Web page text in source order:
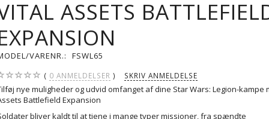
ASSETS
VARENR.: FSWL65
0 ANMELDELSER SKRIV ANMELDELSE
nye muligheder og udvid omfanget af dine Star Wars: Legion-kampe
Battlefield Expansion
bliver kaldt til at tjene i mange typer missioner, fra spændte